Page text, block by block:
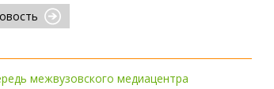
межвузовского медиацентра